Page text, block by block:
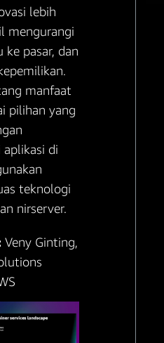
lebih
mengurangi
ke pasar, dan
manfaat
pilihan yang
aplikasi di
teknologi
nirserver.
Veny Ginting,